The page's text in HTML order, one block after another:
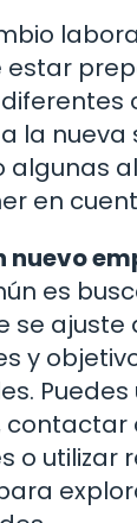
la nueva
algunas
en
nuevo
es
se ajuste
y
contactar
o utilizar